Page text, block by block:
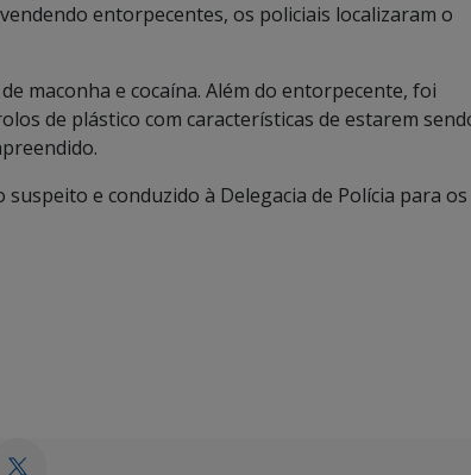
entorpecentes, os policiais localizaram o
maconha e cocaína. Além do entorpecente, foi
de plástico com características de estarem
e conduzido à Delegacia de Polícia para os